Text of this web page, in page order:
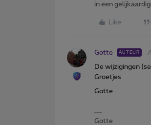
in een
Like
Gotte AUTEUR
De wijzigingen
Groetjes
Gotte
Gotte